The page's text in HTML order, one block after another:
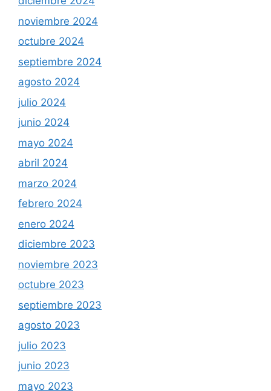
noviembre 2024
octubre 2024
septiembre 2024
agosto 2024
julio 2024
junio 2024
mayo 2024
abril 2024
marzo 2024
febrero 2024
enero 2024
diciembre 2023
noviembre 2023
octubre 2023
septiembre 2023
agosto 2023
julio 2023
junio 2023
mayo 2023